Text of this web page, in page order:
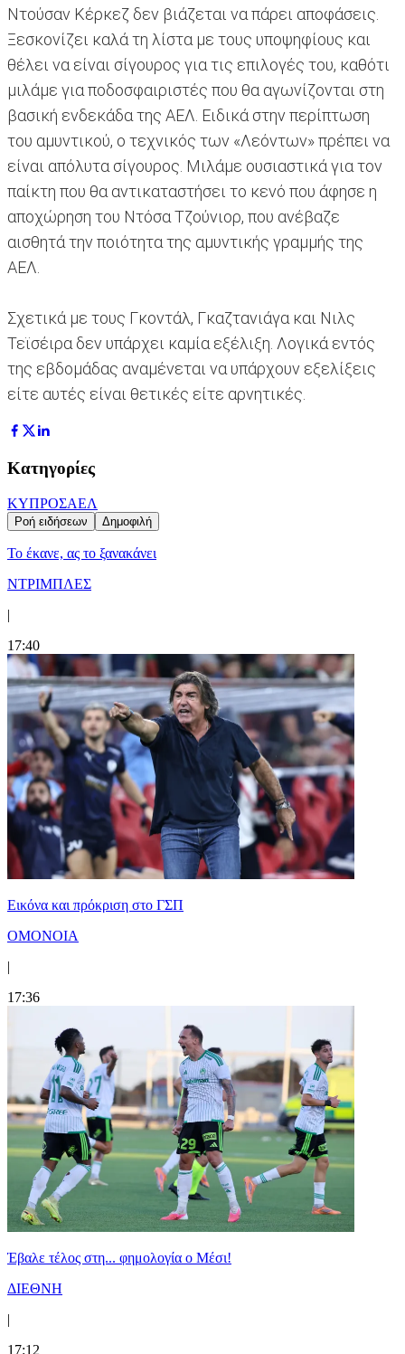
Ντούσαν Κέρκεζ δεν βιάζεται να πάρει αποφάσεις.
Ξεσκονίζει καλά τη λίστα με τους υποψηφίους και
θέλει να είναι σίγουρος για τις επιλογές του, καθότι
μιλάμε για ποδοσφαιριστές που θα αγωνίζονται στη
βασική ενδεκάδα της ΑΕΛ. Ειδικά στην περίπτωση
του αμυντικού, ο τεχνικός των «Λεόντων» πρέπει να
είναι απόλυτα σίγουρος. Μιλάμε ουσιαστικά για τον
παίκτη που θα αντικαταστήσει το κενό που άφησε η
αποχώρηση του Ντόσα Τζούνιορ, που ανέβαζε
αισθητά την ποιότητα της αμυντικής γραμμής της
ΑΕΛ.
Σχετικά με τους Γκοντάλ, Γκαζτανιάγα και Νιλς
Τεϊσέιρα δεν υπάρχει καμία εξέλιξη. Λογικά εντός
της εβδομάδας αναμένεται να υπάρχουν εξελίξεις
είτε αυτές είναι θετικές είτε αρνητικές.
Κατηγορίες
ΚΥΠΡΟΣΑΕΛ
Ροή ειδήσεων Δημοφιλή
Το έκανε, ας το ξανακάνει
ΝΤΡΙΜΠΛΕΣ
|
17:40
Εικόνα και πρόκριση στο ΓΣΠ
ΟΜΟΝΟΙΑ
|
17:36
Έβαλε τέλος στη... φημολογία o Μέσι!
ΔΙΕΘΝΗ
|
17:12